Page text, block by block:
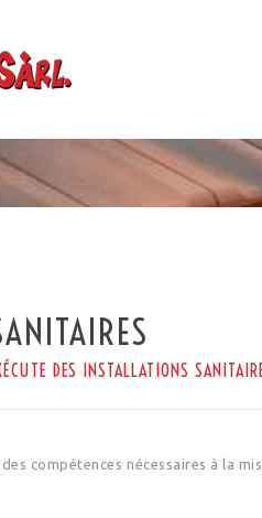
DES INSTALLATIONS
compétences nécessaires à la